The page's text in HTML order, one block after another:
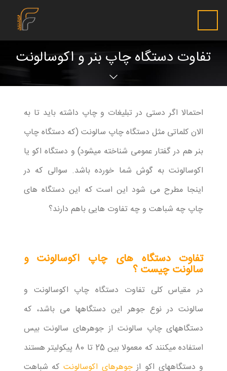
تفاوت دستگاه چاپ بنر و اکوسالونت
احتمالا اگر دستی در تبلیغات و چاپ داشته باید تا به
الان کلماتی مثل دستگاه چاپ سالونت (که دستگاه چاپ
بنر هم در گفتار عمومی شناخته میشود) و دستگاه اکو یا
اکوسالونت به گوش شما خورده باشد. سوالی که در
اینجا مطرح می شود این است که این دستگاه های
چاپ چه شباهت و چه تفاوت هایی باهم دارند؟
تفاوت دستگاه های چاپ اکوسالونت و
سالونت چیست ؟
در مقیاس کلی تفاوت دستگاه چاپ اکوسالونت و
سالونت در نوع جوهر این دستگاهها می باشد، که
دستگاههای چاپ سالونت از جوهرهای سالونت بیس
استفاده میکنند که معمولا بین 25 تا 80 پیکولیتر هستند
و دستگاههای اکو ازجوهرهای اکوسالونتکه شباهت